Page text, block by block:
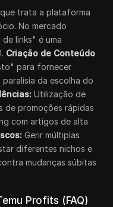
trata a plataforma
No mercado
links" é uma
Criação de Conteúdo
para fornecer
da escolha do
Utilização de
de promoções rápidas
com artigos de alta
Gerir múltiplas
diferentes nichos e
mudanças súbitas
Profits (FAQ)